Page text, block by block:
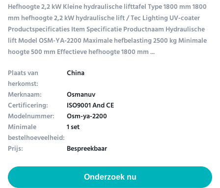
Hefhoogte 2,2 kW Kleine hydraulische lifttafel Type 1800 mm 1800
mm hefhoogte 2,2 kW hydraulische lift / Tec Lighting UV-coater
Productspecificaties Item Specificatie Productnaam Hydraulische
lift Model OSM-YA-2200 Maximale hefbelasting 2500 kg Minimale
hoogte 500 mm Effectieve hefhoogte 1800 mm ...
Plaats van
herkomst:
China
Merknaam:
Osmanuv
Certificering: ISO9001 And CE
Modelnummer: Osm-ya-2200
Minimale
bestelhoeveelheid:
1 set
Prijs:
Bespreekbaar
Onderzoek nu